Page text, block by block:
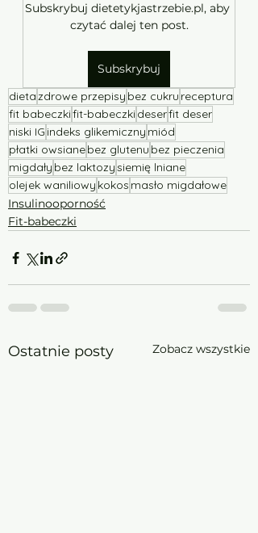
Subskrybuj dietetykjastrzebie.pl, aby
czytać dalej ten post.
Subskrybuj
dietazdrowe przepisy bez cukru receptura
fit babeczkifit-babeczki deserfit deser
niski IG indeks glikemiczny miód
płatki owsianebez glutenu bez pieczenia
migdały bez laktozysiemię lniane
olejek waniliowy kokos masło migdałowe
Insulinooporność
Fit-babeczki
Ostatnie posty Zobacz wszystkie